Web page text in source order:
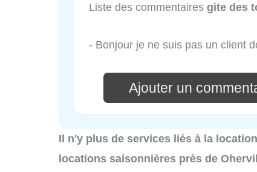
Liste des commentaires gite des
- Bonjour je ne suis pas un client
Ajouter un
Il n'y plus de services liés à la
locations saisonnières près de